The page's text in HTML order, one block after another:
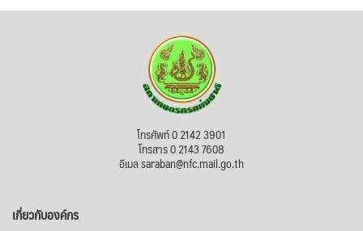
โทรศัพท์ 0 2142 3901
โทรสาร 0 2143 7608
อีเมล saraban@nfc.mail.go.th
เกี่ยวกับองค์กร